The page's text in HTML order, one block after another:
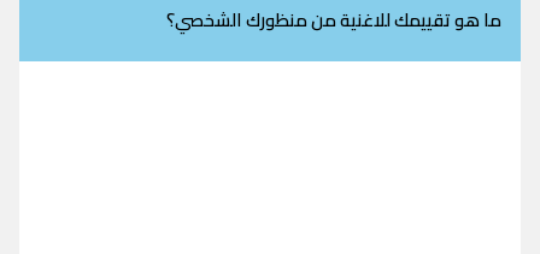
ما هو تقييمك للاغنية من منظورك الشخصي؟